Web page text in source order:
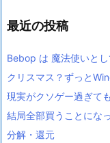
最近の投稿
Bebop は 魔法使いとし
クリスマス？ずっと
現実がクソゲー過ぎて
結局全部買うことにな
分解・還元